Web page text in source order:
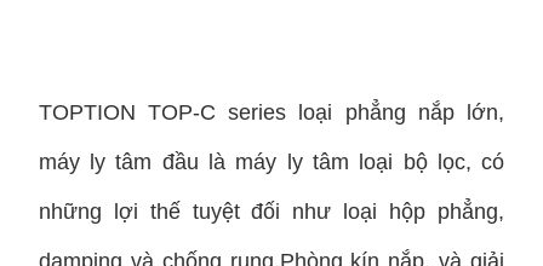
TOPTION TOP-C series loại phẳng nắp lớn,
máy ly tâm đầu là máy ly tâm loại bộ lọc, có
những lợi thế tuyệt đối như loại hộp phẳng,
damping và chống rung,Phòng kín nắp, và giải